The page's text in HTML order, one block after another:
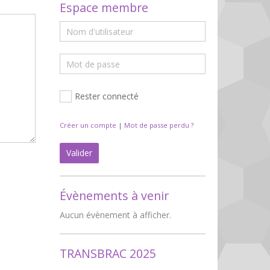
Espace membre
Rester connecté
Créer un compte | Mot de passe perdu ?
Valider
Évènements à venir
Aucun évènement à afficher.
TRANSBRAC 2025